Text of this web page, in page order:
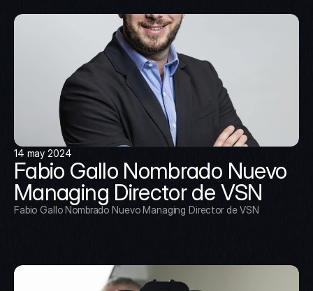
14 may 2024
Fabio Gallo Nombrado Nuevo
Managing Director de VSN
Fabio Gallo Nombrado Nuevo Managing Director de VSN